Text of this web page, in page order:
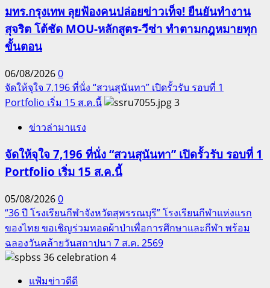
มทร.กรุงเทพ ลุยฟ้องคนปล่อยข่าวเท็จ! ยืนยันทำงาน
สุจริต โต้ชัด MOU-หลักสูตร-วีซ่า ทำตามกฎหมายทุก
ขั้นตอน
06/08/20260
จัดให้จุใจ 7,196 ที่นั่ง “สวนสุนันทา” เปิดรั้วรับ รอบที่ 1
Portfolio เริ่ม 15 ส.ค.นี้
3
ข่าวล่ามาแรง
จัดให้จุใจ 7,196 ที่นั่ง “สวนสุนันทา” เปิดรั้วรับ รอบที่ 1
Portfolio เริ่ม 15 ส.ค.นี้
05/08/20260
“36 ปี โรงเรียนกีฬาจังหวัดสุพรรณบุรี” โรงเรียนกีฬาแห่งแรก
ของไทย ขอเชิญร่วมทอดผ้าป่าเพื่อการศึกษาและกีฬา พร้อม
ฉลองวันคล้ายวันสถาปนา 7 ส.ค. 2569
4
แฟ้มข่าวดีดี